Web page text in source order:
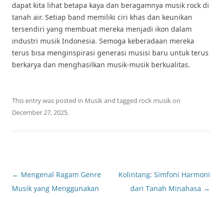
dapat kita lihat betapa kaya dan beragamnya musik rock di
tanah air. Setiap band memiliki ciri khas dan keunikan
tersendiri yang membuat mereka menjadi ikon dalam
industri musik Indonesia. Semoga keberadaan mereka
terus bisa menginspirasi generasi musisi baru untuk terus
berkarya dan menghasilkan musik-musik berkualitas.
This entry was posted in Musikand tagged rock musikon
December 27, 2025.
Post
navigation
← Mengenal Ragam Genre
Musik yang Menggunakan
Kolintang: Simfoni Harmoni
dari Tanah Minahasa →